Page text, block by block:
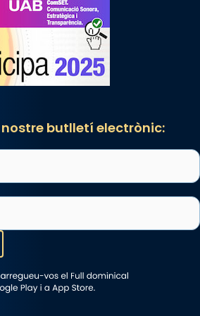
butlletí electrònic: